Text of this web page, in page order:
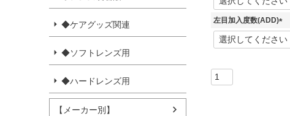
◆ケアグッズ関連
◆ソフトレンズ用
◆ハードレンズ用
【メーカー別】
必
須
左目加入度数(ADD)
(
必